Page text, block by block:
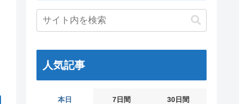
人気記事
本日 7日間 30日間